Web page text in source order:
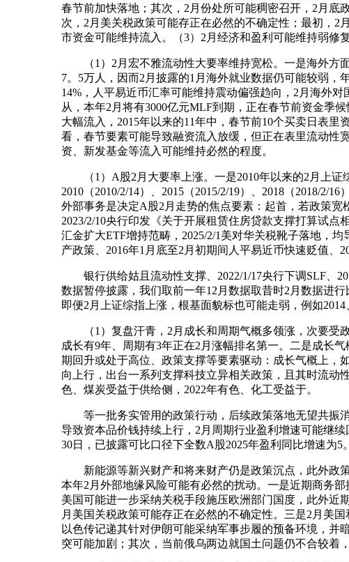
春节前加快落地；其次，2月份处所可能稠密召开，2月底
次，2月美关税政策可能存正在必然的不确定性；最初，2
市资金可能维持流入。（3）2月经济和盈利可能维持弱修复
（1）2月宏不雅流动性大要率维持宽松。一是海外方面
7。5万人，因而2月披露的1月海外就业数据仍可能较弱，
14%，人平易近币汇率可能维持震动偏强趋向，2月海外
从，本年2月将有3000亿元MLF到期，正在春节前资金季
大幅流入，2015年以来的11年中，春节前10个买卖日表
看，春节要素可能导致融资流入放缓，但正在表里流动性
资、新发基金等流入可能维持必然的程度。
（1）A股2月大要率上涨。一是2010年以来的2月上证
2010（2010/2/14）、2015（2015/2/19）、2018（2018/
外部事务是决定A股2月走势的焦点要素：起首，若政策宽
2023/2/10央行印发《关于开展租赁住房贷款支撑打算试
汇金扩大ETF增持范畴，2025/2/1美对华关税靴子落地，
产政策、2016年1月底至2月初期间人平易近币快速贬值、
银行供给姑且流动性支撑、2022/1/17央行下调SLF、
数据暂停披露，我们取前一年12月数据取昔时2月数据进
即便2月上证综指上涨，根基面貌标也可能走弱，例如
（1）复盘汗青，2月成长和周期气概多领涨，次要受政
成长有9年、周期有3年正在2月涨幅排名第一。二是成长
期回升或处于高位、政策支撑等要素驱动：成长气概上，
向上行，出台一系列支撑科技立异相关政策，且其时流动
色、煤炭受益于供给侧，2022年有色、化工受益于。
等一批务实管用的政策行动，后续政策落地无望共振消
导致资本品价钱持续上行，2月周期行业盈利增速可能继
30日，已披露可比口径下全数A股2025年盈利同比增速为5
新能源等新兴财产和将来财产仍是政策沉点，此外政策
本年2月外部地缘风险可能有必然的扰动。一是近期商务
美国可能进一步采纳关税手段施压欧洲部门国度，此外近
月美国关税政策可能存正在必然的不确定性。三是2月美
以色传记递其针对伊朗可能采纳军事步履的预备环境，并
突可能加剧；其次，当前俄乌两边就国土问题仍不合较着